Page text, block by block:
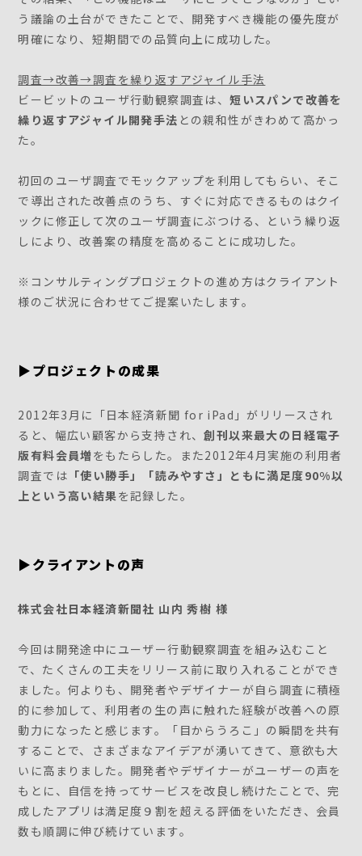
う議論の土台ができたことで、開発すべき機能の優先度が
明確になり、短期間での品質向上に成功した。
調査→改善→調査を繰り返すアジャイル手法
ビービットのユーザ行動観察調査は、短いスパンで改善を
繰り返すアジャイル開発手法 との親和性がきわめて高かっ
た。
初回のユーザ調査でモックアップを利用してもらい、そこ
で導出された改善点のうち、すぐに対応できるものはクイ
ックに修正して次のユーザ調査にぶつける、という繰り返
しにより、改善案の精度を高めることに成功した。
※コンサルティングプロジェクトの進め方はクライアント
様のご状況に合わせてご提案いたします。
▶プロジェクトの成果
2012年3月に「日本経済新聞 for iPad」がリリースされ
ると、幅広い顧客から支持され、創刊以来最大の日経電子
版有料会員増 をもたらした。また2012年4月実施の利用者
調査では 「使い勝手」「読みやすさ」ともに満足度90%以
上という高い結果を記録した。
▶クライアントの声
株式会社日本経済新聞社 山内 秀樹 様
今回は開発途中にユーザー行動観察調査を組み込むこと
で、たくさんの工夫をリリース前に取り入れることができ
ました。何よりも、開発者やデザイナーが自ら調査に積極
的に参加して、利用者の生の声に触れた経験が改善への原
動力になったと感じます。「目からうろこ」の瞬間を共有
することで、さまざまなアイデアが湧いてきて、意欲も大
いに高まりました。開発者やデザイナーがユーザーの声を
もとに、自信を持ってサービスを改良し続けたことで、完
成したアプリは満足度９割を超える評価をいただき、会員
数も順調に伸び続けています。